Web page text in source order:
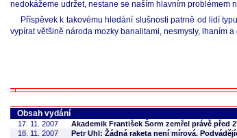
nedokážeme udržet, nestane se naším hlavním problémem
Příspěvek k takovému hledání slušnosti patrně od lidí
vypírat většině národa mozky banalitami, nesmysly, lhaním
Obsah vydání
17. 11. 2007 Akademik František Šorm zemřel právě před
18. 11. 2007
Petr Uhl: Žádná raketa není mírová.